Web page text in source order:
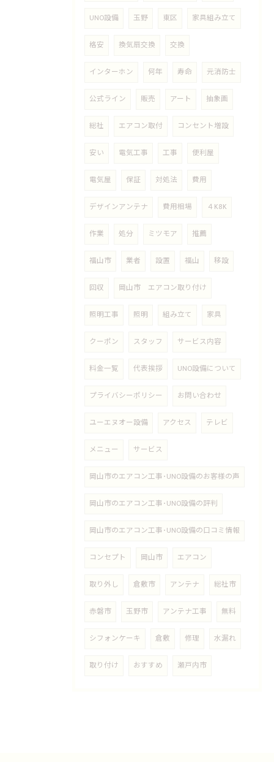
UNO設備 玉野 東区 家具組み立て
格安 換気扇交換 交換
インターホン 何年 寿命 元消防士
公式ライン 販売 アート 抽象画
総社 エアコン取付 コンセント増設
安い 電気工事 工事 便利屋
電気屋 保証 対処法 費用
デザインアンテナ 費用相場 ４K8K
作業 処分 ミツモア 推薦
福山市 業者 設置 福山 移設
回収 岡山市 エアコン取り付け
照明工事 照明 組み立て 家具
クーポン スタッフ サービス内容
料金一覧 代表挨拶 UNO設備について
プライバシーポリシー お問い合わせ
ユーエヌオー設備 アクセス テレビ
メニュー サービス
岡山市のエアコン工事･UNO設備のお客様の声
岡山市のエアコン工事･UNO設備の評判
岡山市のエアコン工事･UNO設備の口コミ情報
コンセプト 岡山市 エアコン
取り外し 倉敷市 アンテナ 総社市
赤磐市 玉野市 アンテナ工事 無料
シフォンケーキ 倉敷 修理 水漏れ
取り付け おすすめ 瀬戸内市